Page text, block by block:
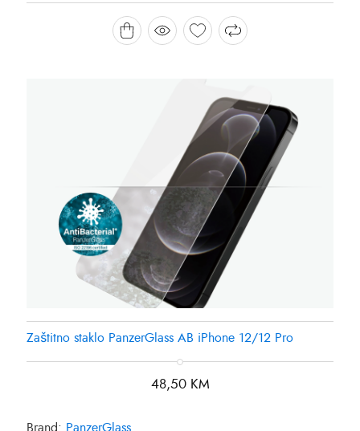
Zaštitno staklo PanzerGlass AB iPhone 12/12 Pro
48,50 KM
Brand: PanzerGlass